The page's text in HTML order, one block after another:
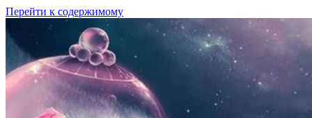
Перейти к содержимому